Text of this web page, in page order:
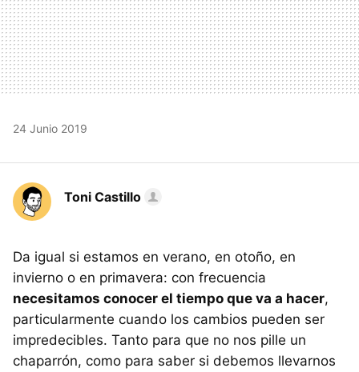
24 Junio 2019
Toni Castillo
Da igual si estamos en verano, en otoño, en
invierno o en primavera: con frecuencia
necesitamos conocer el tiempo que va a hacer,
particularmente cuando los cambios pueden ser
impredecibles. Tanto para que no nos pille un
chaparrón, como para saber si debemos llevarnos